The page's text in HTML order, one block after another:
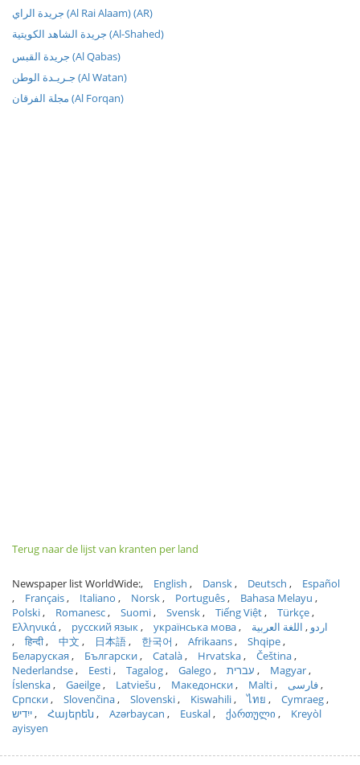
جريدة الراي (Al Rai Alaam) (AR)
جريدة الشاهد الكويتية (Al-Shahed)
جريدة القبس (Al Qabas)
جـريـدة الوطن (Al Watan)
مجلة الفرقان (Al Forqan)
Terug naar de lijst van kranten per land
Newspaper list WorldWide: English Dansk Deutsch
Español
Français
Italiano Norsk Português
Bahasa Melayu
Polski
Romanesc Suomi Svensk Tiếng Việt
Türkçe
Ελληνικά
русский язык українська мова اردو
اللغة العربية
हिन्दी
中文 日本語 한국어 Afrikaans
Shqipe
Беларуская
Български Català Hrvatska
Čeština
Nederlandse
Eesti Tagalog Galego עברית
Magyar
Íslenska
Gaeilge Latviešu Македонски Malti
فارسی
Српски
Slovenčina Slovenski Kiswahili ไทย
Cymraeg
ייִדיש
Հայերեն Azərbaycan Euskal ქართული
Kreyòl
ayisyen